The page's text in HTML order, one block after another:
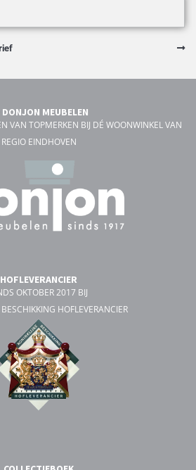
DONJON MEUBELEN
VAN TOPMERKEN BIJ DÉ WOONWINKEL VAN
REGIO EINDHOVEN
HOFLEVERANCIER
OKTOBER 2017 BIJ
HOFLEVERANCIER